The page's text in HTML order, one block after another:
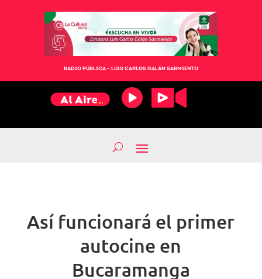
RADIO PÚBLICA – LUIS CARLOS GALÁN SARMIENTO
Así funcionará el primer
autocine en
Bucaramanga